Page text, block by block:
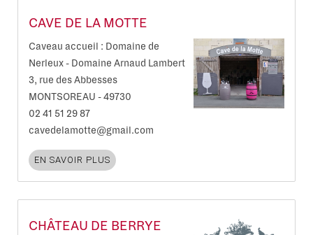
CAVE DE LA MOTTE
Caveau accueil : Domaine de
Nerleux - Domaine Arnaud Lambert
3, rue des Abbesses
MONTSOREAU - 49730
02 41 51 29 87
cavedelamotte@gmail.com
EN SAVOIR PLUS
CHÂTEAU DE BERRYE